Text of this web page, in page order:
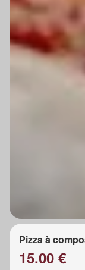
Pizza à
15.00 €